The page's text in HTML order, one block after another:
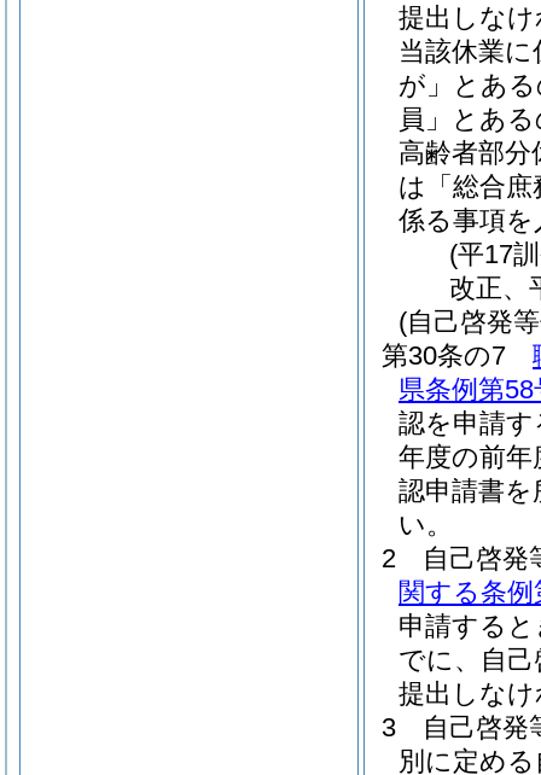
提出しな
当該休業
が」とあ
員」とあ
高齢者部
は「総合
係る事項
(平17
改正、
(自己啓発
第30条の7
県条例第58
認を申請
年度の前
認申請書
い。
2
自己啓
関する条例
申請する
でに、自
提出しな
3
自己啓
別に定め